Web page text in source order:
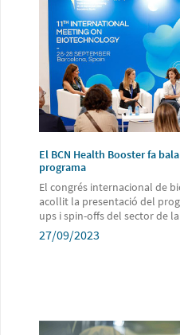
El BCN Health Booster fa
programa
El congrés internacional de
acollit la presentació del
ups i spin-offs del sector de
27/09/2023